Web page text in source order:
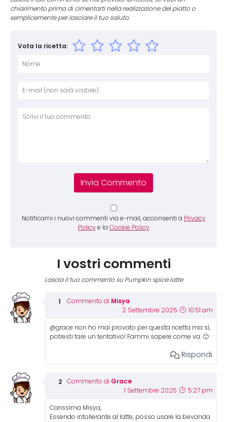
chiarimento prima di cimentarti nella realizzazione del piatto o
semplicemente per lasciare il tuo saluto.
Vota la ricetta:
Notificami i nuovi commenti via e-mail, acconsenti a Privacy
Policy e la Cookie Policy
I vostri commenti
Lascia il tuo commento su Pumpkin spice latte
Commento di Misya
2 Settembre 2025 10:51 am
@grace non ho mai provato per questa ricetta ma sì,
potresti fare un tentativo! Fammi sapere come va. 🙂
Rispondi
Commento di Grace
1 Settembre 2025 5:27 pm
Carissima Misya,
Essendo intollerante al latte, posso usare la bevanda